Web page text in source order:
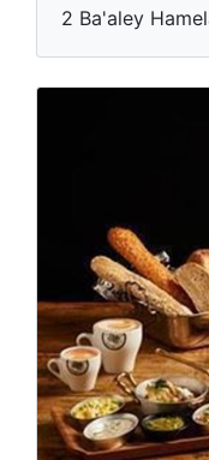
2 Ba'aley